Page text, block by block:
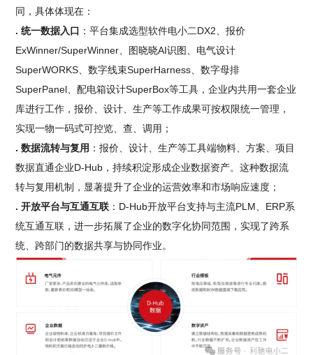
同，具体体现在：
. 统一数据入口 ：平台集成选型软件电小二DX2、报价
ExWinner/SuperWinner、图晓晓AI识图、电气设计
SuperWORKS、数字线束SuperHarness、数字母排
SuperPanel、配电箱设计SuperBox等工具，企业内共用一套企业
库进行工作，报价、设计、生产等工作成果可按权限统一管理，
实现一物一码式可控览、查、调用；
. 数据流转与复用 ：报价、设计、生产等工具端物料、方案、项目
数据直通企业D-Hub，持续积淀形成企业数据资产。这种数据流
转与复用机制，显著提升了企业的运营效率和市场响应速度；
. 开放平台与互通互联 ：D-Hub开放平台支持与主流PLM、ERP系
统互通互联，进一步拓展了企业的数字化协同范围，实现了跨系
统、跨部门的数据共享与协同作业。